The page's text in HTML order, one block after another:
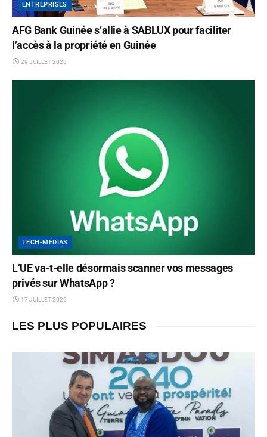
ENTREPRISES
AFG Bank Guinée s’allie à SABLUX pour faciliter
l’accès à la propriété en Guinée
29 JUILLET 2026
TECH-MÉDIAS
L’UE va-t-elle désormais scanner vos messages
privés sur WhatsApp ?
17 JUILLET 2026
LES PLUS POPULAIRES